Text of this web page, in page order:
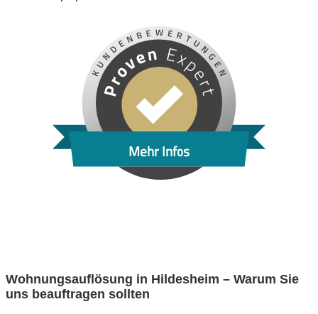
Mehr Infos
Wohnungsauflösung in Hildesheim – Warum Sie
uns beauftragen sollten